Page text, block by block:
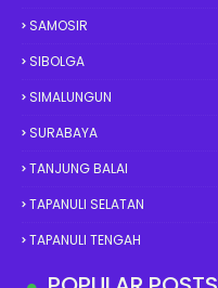
SAMOSIR
SIBOLGA
SIMALUNGUN
SURABAYA
TANJUNG BALAI
TAPANULI SELATAN
TAPANULI TENGAH